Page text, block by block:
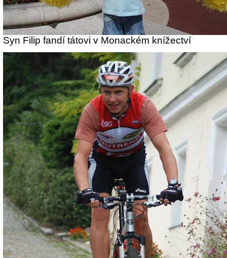
Syn Filip fandí tátovi v Monackém knížectví